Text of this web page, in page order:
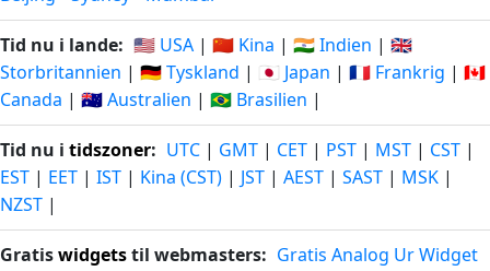
nu
178 dage
siden
10.02.2026
178
dage
fra-
nu
179 dage
siden
dage
fra-
Tid nu i lande: 🇺🇸 USA | 🇨🇳 Kina | 🇮🇳 Indien | 🇬🇧
Storbritannien | 🇩🇪 Tyskland | 🇯🇵 Japan | 🇫🇷 Frankrig | 🇨🇦
Canada | 🇦🇺 Australien | 🇧🇷 Brasilien |
Tid nu i tidszoner: UTC | GMT | CET | PST | MST | CST |
EST | EET | IST | Kina (CST) | JST | AEST | SAST | MSK |
NZST |
Gratiswidgetstil webmasters: Gratis Analog Ur Widget